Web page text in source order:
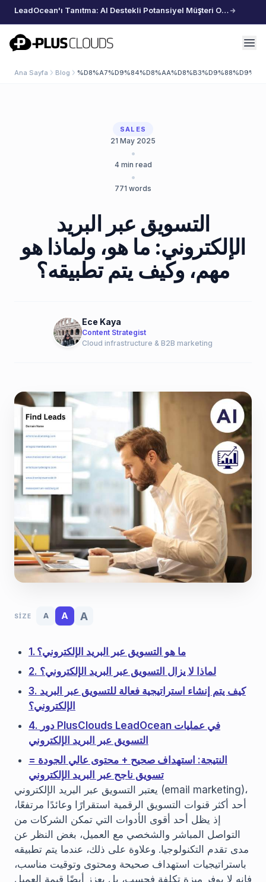
LeadOcean'ı Tanıtma: AI Destekli Potansiyel Müşteri Oluşturma, Özenle Seçilmiş Veriler, Zahmetsiz Büyüme
PlusClouds
Ana Sayfa Blog
SALES
21 May 2025
•
4min read
•
771 words
التسويق عبر البريد
الإلكتروني: ما هو، ولماذا هو
مهم، وكيف يتم تطبيقه؟
Ece Kaya
Content Strategist
Cloud infrastructure & B2B marketing
SIZE A A A
1. ما هو التسويق عبر البريد الإلكتروني؟
2. لماذا لا يزال التسويق عبر البريد الإلكتروني؟
3. كيف يتم إنشاء استراتيجية فعالة للتسويق عبر البريد
الإلكتروني؟
4. دور PlusClouds LeadOcean في عمليات
التسويق عبر البريد الإلكتروني
النتيجة: استهداف صحيح + محتوى عالي الجودة =
تسويق ناجح عبر البريد الإلكتروني
يعتبر التسويق عبر البريد الإلكتروني (email marketing)،
أحد أكثر قنوات التسويق الرقمية استقرارًا وعائدًا مرتفعًا،
إذ يظل أحد أقوى الأدوات التي تمكن الشركات من
التواصل المباشر والشخصي مع العميل، بغض النظر عن
مدى تقدم التكنولوجيا. وعلاوة على ذلك، عندما يتم تطبيقه
باستراتيجيات استهداف صحيحة ومحتوى وتوقيت مناسب،
فإنه لا يوفر ميزة تكلفة فحسب، بل يعزز أيضًا قيمة العميل